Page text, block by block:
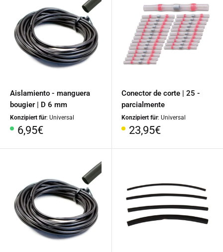
Aislamiento - manguera
bougier | D 6 mm
Konzipiert für: Universal
Precio
6,95€
Conector de corte | 25 -
parcialmente
Konzipiert für: Universal
Precio
23,95€